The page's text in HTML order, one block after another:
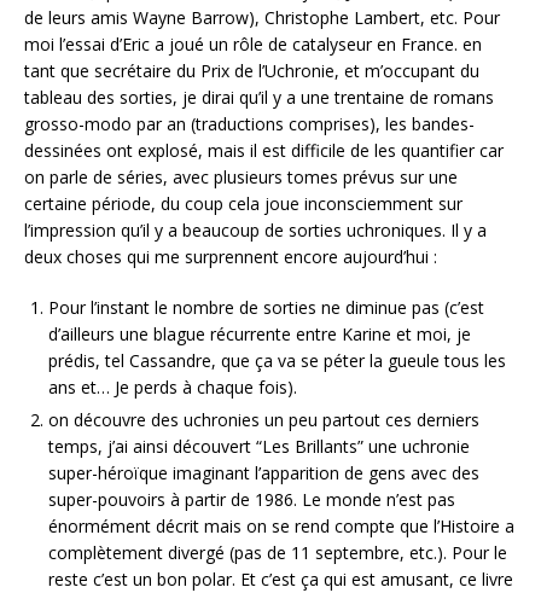
de leurs amis Wayne Barrow), Christophe Lambert, etc. Pour
moi l’essai d’Eric a joué un rôle de catalyseur en France. en
tant que secrétaire du Prix de l’Uchronie, et m’occupant du
tableau des sorties, je dirai qu’il y a une trentaine de romans
grosso-modo par an (traductions comprises), les bandes-
dessinées ont explosé, mais il est difficile de les quantifier car
on parle de séries, avec plusieurs tomes prévus sur une
certaine période, du coup cela joue inconsciemment sur
l’impression qu’il y a beaucoup de sorties uchroniques. Il y a
deux choses qui me surprennent encore aujourd’hui :
Pour l’instant le nombre de sorties ne diminue pas (c’est
d’ailleurs une blague récurrente entre Karine et moi, je
prédis, tel Cassandre, que ça va se péter la gueule tous les
ans et… Je perds à chaque fois).
on découvre des uchronies un peu partout ces derniers
temps, j’ai ainsi découvert “Les Brillants” une uchronie
super-héroïque imaginant l’apparition de gens avec des
super-pouvoirs à partir de 1986. Le monde n’est pas
énormément décrit mais on se rend compte que l’Histoire a
complètement divergé (pas de 11 septembre, etc.). Pour le
reste c’est un bon polar. Et c’est ça qui est amusant, ce livre